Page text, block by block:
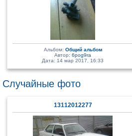
Альбом: Общий альбом
Автор: 6pog9ra
Дата: 14 мар 2017, 16:33
Случайные фото
13112012277